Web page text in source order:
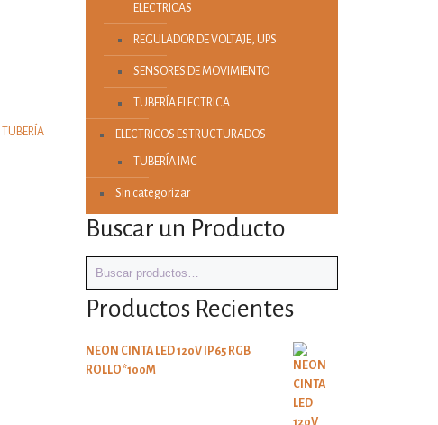
TUBERÍA
ELECTRICAS
REGULADOR DE VOLTAJE, UPS
SENSORES DE MOVIMIENTO
TUBERÍA ELECTRICA
ELECTRICOS ESTRUCTURADOS
TUBERÍA IMC
Sin categorizar
Buscar un Producto
Productos Recientes
NEON CINTA LED 120V IP65 RGB
ROLLO*100M